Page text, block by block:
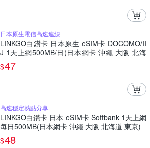
日本原生電信高速連線
LINKGO白鑽卡 日本原生 eSIM卡 DOCOMO/II
J 1天上網500MB/日(日本網卡 沖繩 大阪 北海
道 東京)
$47
高速穩定熱點分享
LINKGO白鑽卡 日本 eSIM卡 Softbank 1天上網
每日500MB(日本網卡 沖繩 大阪 北海道 東京)
$48